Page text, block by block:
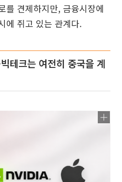
를 견제하지만, 금융시장에
에 쥐고 있는 관계다.
테크는 여전히 중국을 계